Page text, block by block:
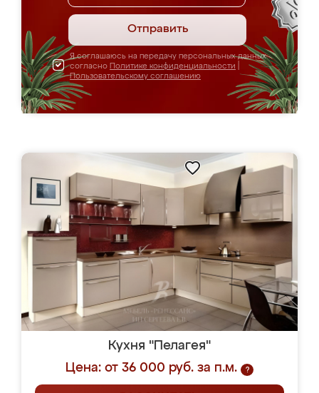
Отправить
Я соглашаюсь на передачу персональных данных
согласно Политике конфиденциальности
Пользовательскому соглашению
Кухня "Пелагея"
Цена: от 36 000 руб. за п.м.
?